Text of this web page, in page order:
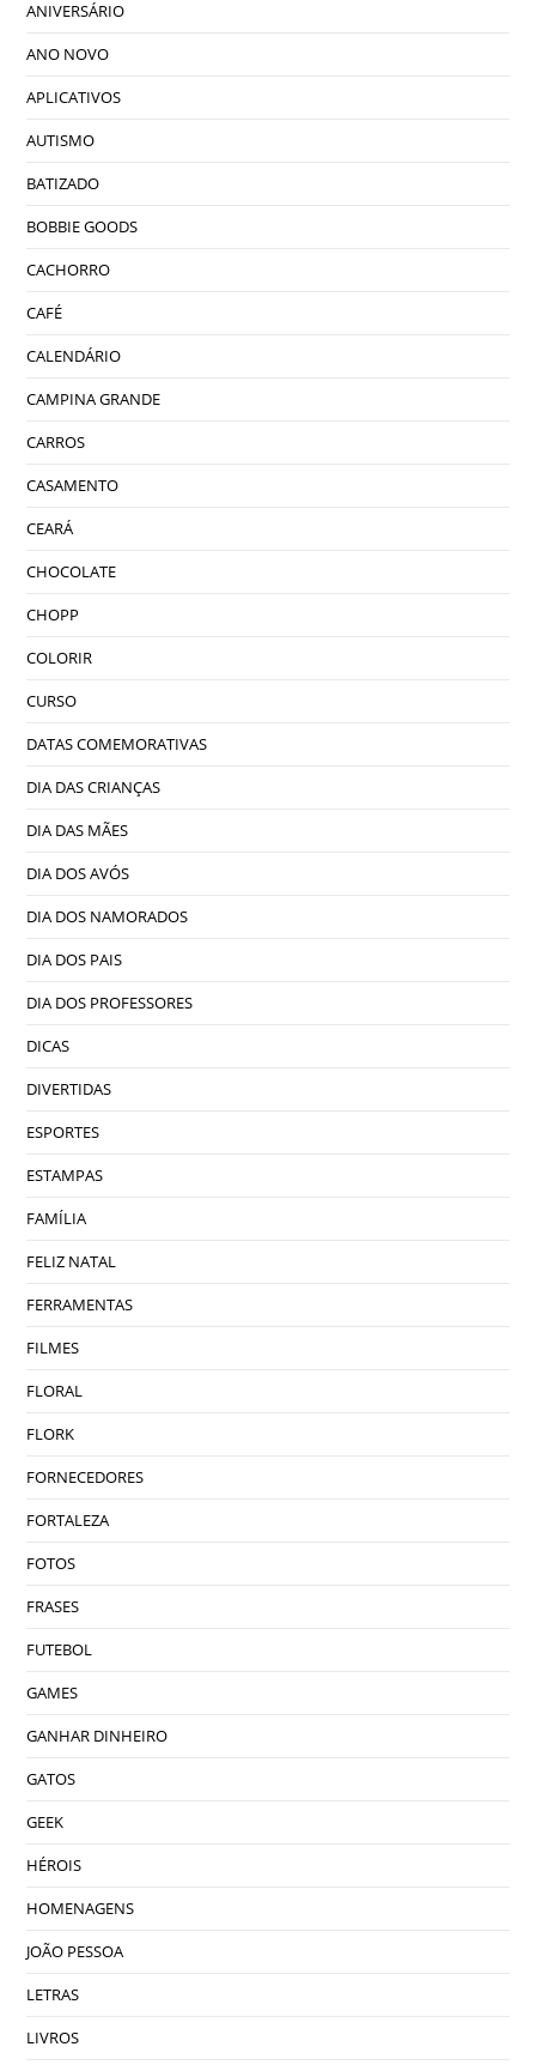
ANIVERSÁRIO
ANO NOVO
APLICATIVOS
AUTISMO
BATIZADO
BOBBIE GOODS
CACHORRO
CAFÉ
CALENDÁRIO
CAMPINA GRANDE
CARROS
CASAMENTO
CEARÁ
CHOCOLATE
CHOPP
COLORIR
CURSO
DATAS COMEMORATIVAS
DIA DAS CRIANÇAS
DIA DAS MÃES
DIA DOS AVÓS
DIA DOS NAMORADOS
DIA DOS PAIS
DIA DOS PROFESSORES
DICAS
DIVERTIDAS
ESPORTES
ESTAMPAS
FAMÍLIA
FELIZ NATAL
FERRAMENTAS
FILMES
FLORAL
FLORK
FORNECEDORES
FORTALEZA
FOTOS
FRASES
FUTEBOL
GAMES
GANHAR DINHEIRO
GATOS
GEEK
HÉROIS
HOMENAGENS
JOÃO PESSOA
LETRAS
LIVROS